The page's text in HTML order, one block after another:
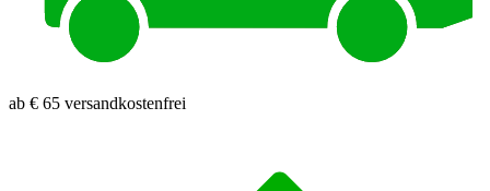
ab € 65 versandkostenfrei